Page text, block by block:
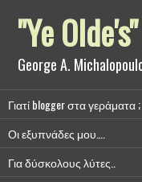
"Ye
George A.
Γιατί blogger στα γεράματα ;
Οι εξυπνάδες μου….
Για δύσκολους λύτες..